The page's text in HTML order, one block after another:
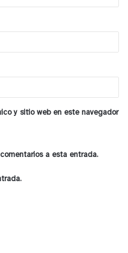
y sitio web en este navegador
a esta entrada.